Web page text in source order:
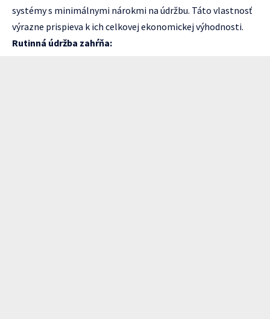
systémy s minimálnymi nárokmi na údržbu. Táto vlastnosť
výrazne prispieva k ich celkovej ekonomickej výhodnosti.
Rutinná údržba zahŕňa: